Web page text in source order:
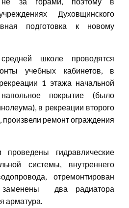
Духовщинского
подготовка к новому
школе проводятся
учебных кабинетов, в
1 этажа начальной
покрытие (было
в рекреации второго
произвели ремонт ограждения
гидравлические
системы, внутреннего
отремонтирован
заменены два радиатора
арматура.